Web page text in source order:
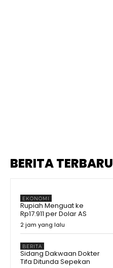
BERITA TERBARU
EKONOMI
Rupiah Menguat ke
Rp17.911 per Dolar AS
2 jam yang lalu
BERITA
Sidang Dakwaan Dokter
Tifa Ditunda Sepekan